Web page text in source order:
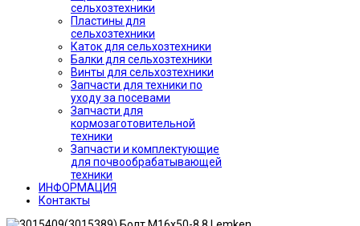
сельхозтехники
Пластины для
сельхозтехники
Каток для сельхозтехники
Балки для сельхозтехники
Винты для сельхозтехники
Запчасти для техники по
уходу за посевами
Запчасти для
кормозаготовительной
техники
Запчасти и комплектующие
для почвообрабатывающей
техники
ИНФОРМАЦИЯ
Контакты